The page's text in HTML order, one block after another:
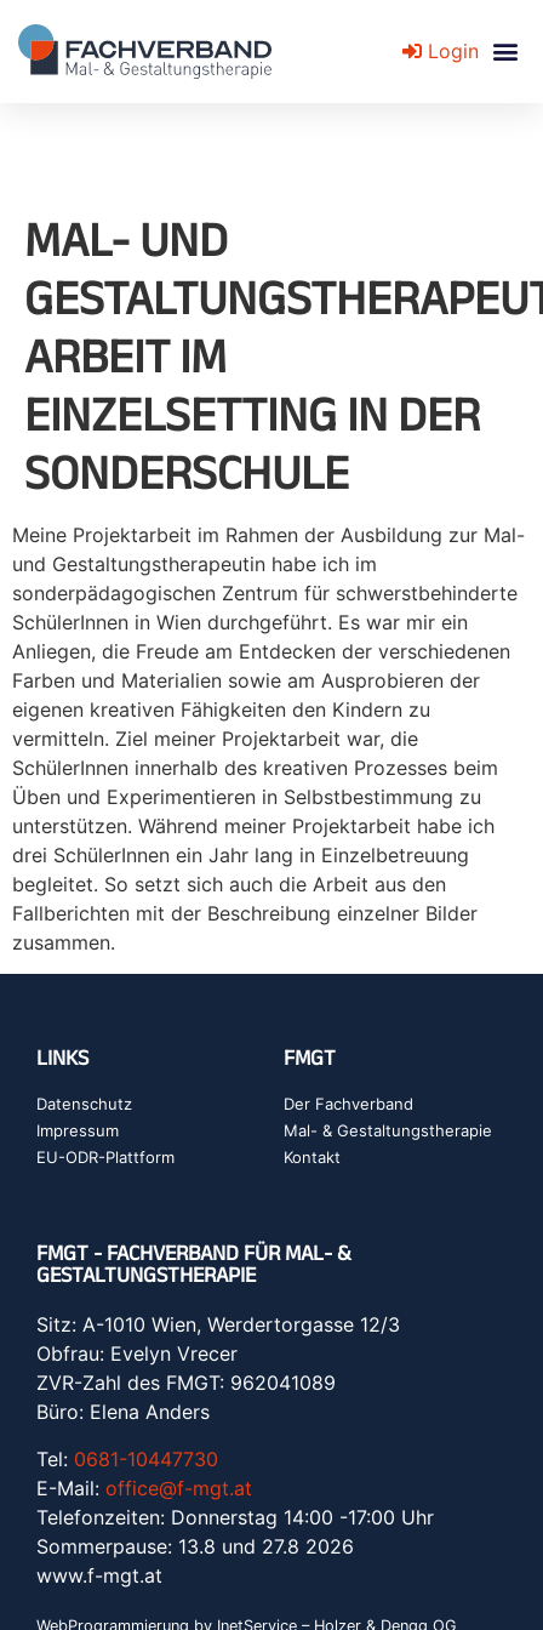
Login
MAL- UND
ARBEIT IM
EINZELSETTING IN DER
SONDERSCHULE
Meine Projektarbeit im Rahmen der Ausbildung zur Mal-
und Gestaltungstherapeutin habe ich im
sonderpädagogischen Zentrum für schwerstbehinderte
SchülerInnen in Wien durchgeführt. Es war mir ein
Anliegen, die Freude am Entdecken der verschiedenen
Farben und Materialien sowie am Ausprobieren der
eigenen kreativen Fähigkeiten den Kindern zu
vermitteln. Ziel meiner Projektarbeit war, die
SchülerInnen innerhalb des kreativen Prozesses beim
Üben und Experimentieren in Selbstbestimmung zu
unterstützen. Während meiner Projektarbeit habe ich
drei SchülerInnen ein Jahr lang in Einzelbetreuung
begleitet. So setzt sich auch die Arbeit aus den
Fallberichten mit der Beschreibung einzelner Bilder
zusammen.
LINKS
Datenschutz
Impressum
EU-ODR-Plattform
FMGT
Der Fachverband
Mal- & Gestaltungstherapie
Kontakt
FMGT - FACHVERBAND FÜR MAL- &
GESTALTUNGSTHERAPIE
Sitz: A-1010 Wien, Werdertorgasse 12/3
Obfrau: Evelyn Vrecer
ZVR-Zahl des FMGT: 962041089
Büro: Elena Anders
Tel: 0681-10447730
E-Mail: office@f-mgt.at
Telefonzeiten: Donnerstag 14:00 -17:00 Uhr
Sommerpause: 13.8 und 27.8 2026
www.f-mgt.at
WebProgrammierung by InetService – Holzer & Dengg OG